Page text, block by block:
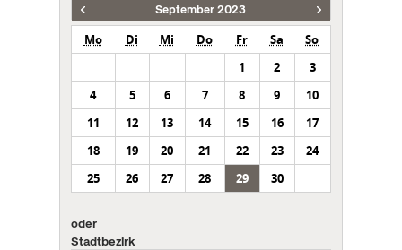
September 2023
Mo Di Mi Do Fr Sa
So
1
2
3
4
5 6 7 8 9
10
11
12 13 14 15 16
17
18
19 20 21 22 23
24
25
26 27 28 29 30
oder
Stadtbezirk